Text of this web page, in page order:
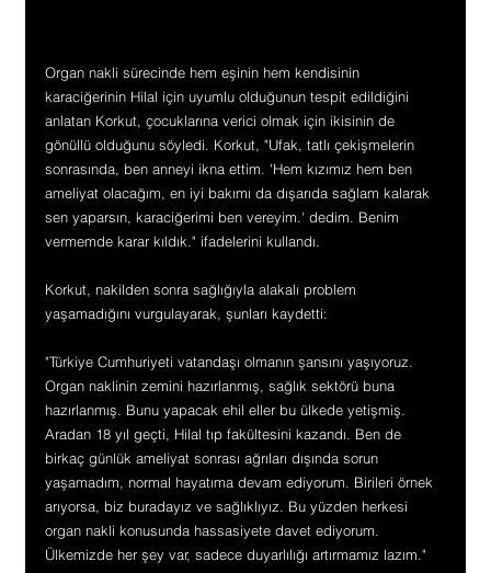
Organ nakli sürecinde hem eşinin hem kendisinin
karaciğerinin Hilal için uyumlu olduğunun tespit edildiğini
anlatan Korkut, çocuklarına verici olmak için ikisinin de
gönüllü olduğunu söyledi. Korkut, "Ufak, tatlı çekişmelerin
sonrasında, ben anneyi ikna ettim. 'Hem kızımız hem ben
ameliyat olacağım, en iyi bakımı da dışarıda sağlam kalarak
sen yaparsın, karaciğerimi ben vereyim.' dedim. Benim
vermemde karar kıldık." ifadelerini kullandı.
Korkut, nakilden sonra sağlığıyla alakalı problem
yaşamadığını vurgulayarak, şunları kaydetti:
"Türkiye Cumhuriyeti vatandaşı olmanın şansını yaşıyoruz.
Organ naklinin zemini hazırlanmış, sağlık sektörü buna
hazırlanmış. Bunu yapacak ehil eller bu ülkede yetişmiş.
Aradan 18 yıl geçti, Hilal tıp fakültesini kazandı. Ben de
birkaç günlük ameliyat sonrası ağrıları dışında sorun
yaşamadım, normal hayatıma devam ediyorum. Birileri örnek
arıyorsa, biz buradayız ve sağlıklıyız. Bu yüzden herkesi
organ nakli konusunda hassasiyete davet ediyorum.
Ülkemizde her şey var, sadece duyarlılığı artırmamız lazım."